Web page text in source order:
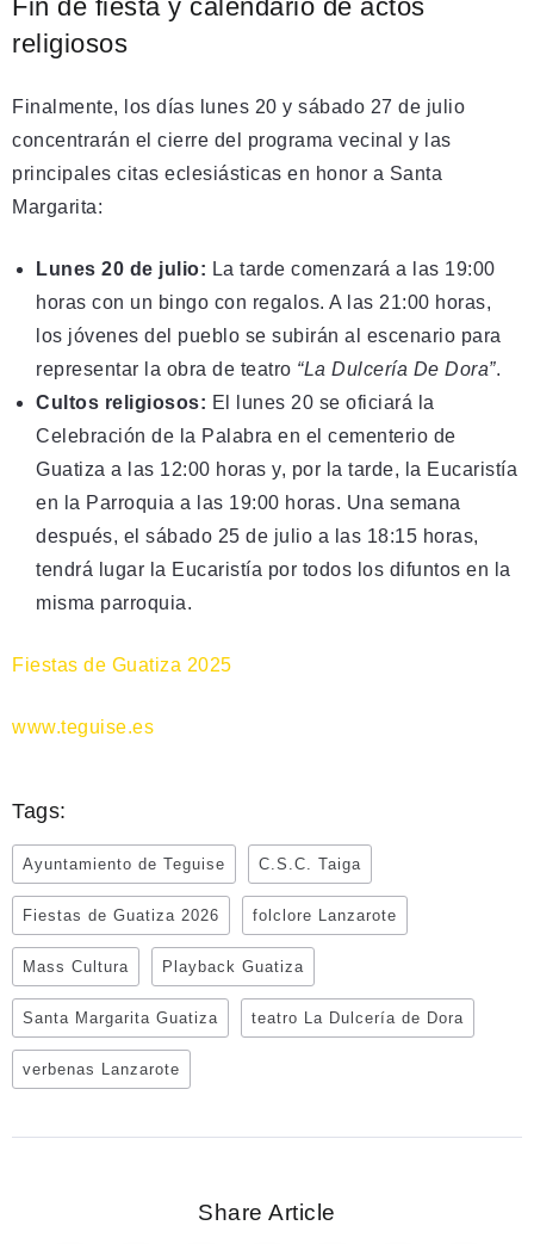
Fin de fiesta y calendario de actos
religiosos
Finalmente, los días lunes 20 y sábado 27 de julio
concentrarán el cierre del programa vecinal y las
principales citas eclesiásticas en honor a Santa
Margarita:
Lunes 20 de julio: La tarde comenzará a las 19:00
horas con un bingo con regalos. A las 21:00 horas,
los jóvenes del pueblo se subirán al escenario para
representar la obra de teatro “La Dulcería De Dora”.
Cultos religiosos: El lunes 20 se oficiará la
Celebración de la Palabra en el cementerio de
Guatiza a las 12:00 horas y, por la tarde, la Eucaristía
en la Parroquia a las 19:00 horas. Una semana
después, el sábado 25 de julio a las 18:15 horas,
tendrá lugar la Eucaristía por todos los difuntos en la
misma parroquia.
Fiestas de Guatiza 2025
www.teguise.es
Tags:
Ayuntamiento de Teguise C.S.C. Taiga
Fiestas de Guatiza 2026 folclore Lanzarote
Mass Cultura Playback Guatiza
Santa Margarita Guatiza teatro La Dulcería de Dora
verbenas Lanzarote
Share Article